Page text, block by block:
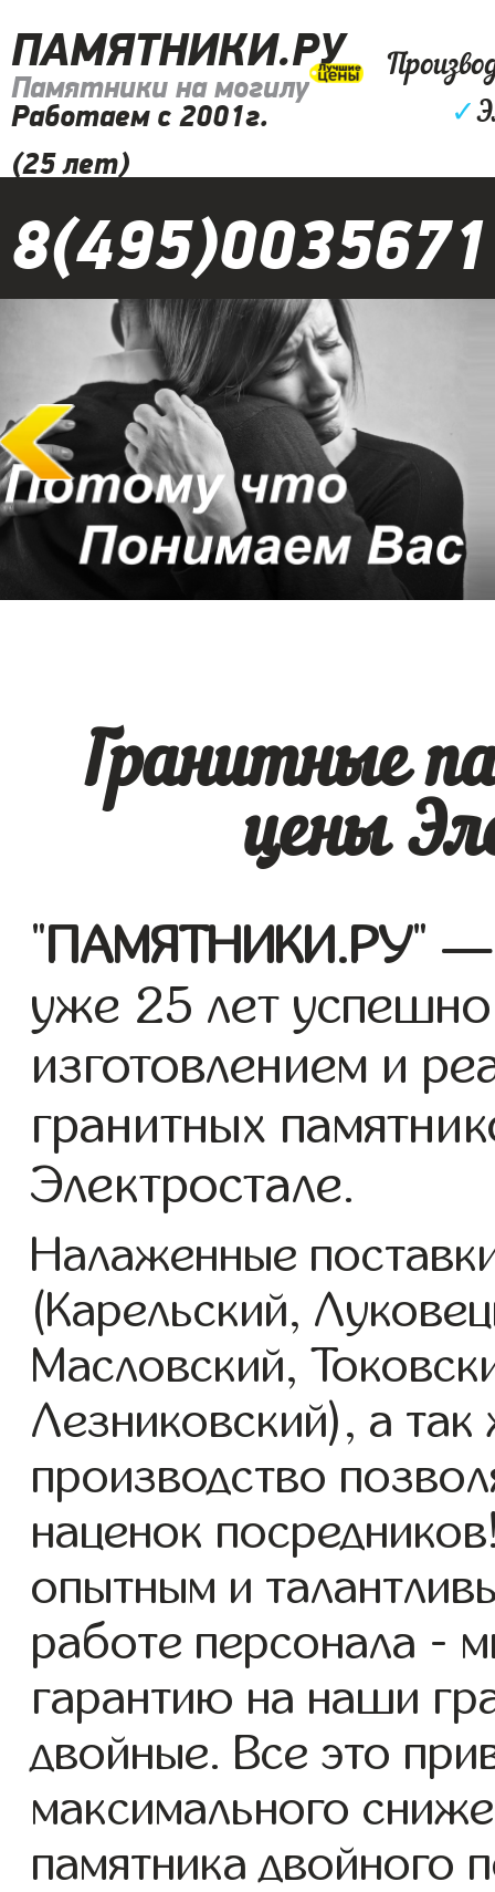
ПАМЯТНИКИ.РУ
Памятники на могилу
Работаем с 2001г.
(25 лет)
✓
8(495)0035671
Гранитные
цены
"ПАМЯТНИКИ.РУ" —
уже 25 лет
изготовлением и
гранитных
Электростале.
Налаженные
(Карельский,
Масловский,
Лезниковский), а
производство
наценок
опытным и
работе персонала -
гарантию на наши
двойные. Все это
максимального
памятника